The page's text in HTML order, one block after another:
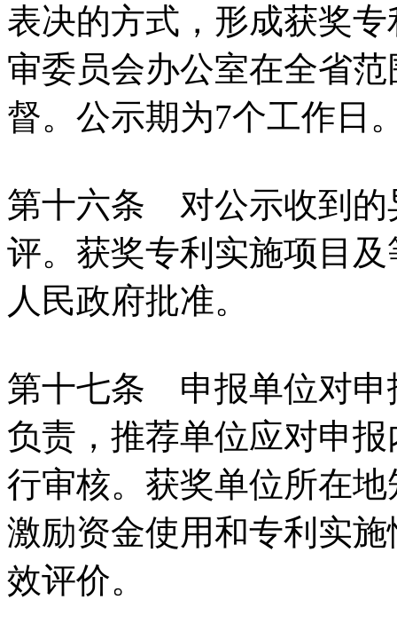
表决的方式，形成获奖
审委员会办公室在全省
督。公示期为7个工作日
第十六条 对公示收到的
评。获奖专利实施项目
人民政府批准。
第十七条 申报单位对申
负责，推荐单位应对申
行审核。获奖单位所在
激励资金使用和专利实
效评价。